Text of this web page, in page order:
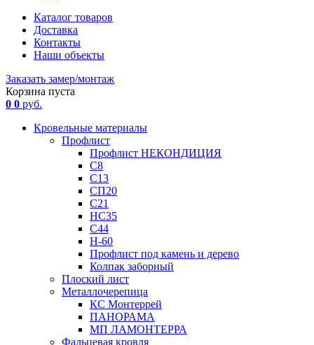
Каталог товаров
Доставка
Контакты
Наши объекты
Заказать замер/монтаж
Корзина пуста
0 0 руб.
Кровельные материалы
Профлист
Профлист НЕКОНДИЦИЯ
С8
С13
СП20
С21
НС35
С44
Н-60
Профлист под камень и дерево
Колпак заборный
Плоский лист
Металлочерепица
КС Монтеррей
ПАНОРАМА
МП ЛАМОНТЕРРА
Фальцевая кровля